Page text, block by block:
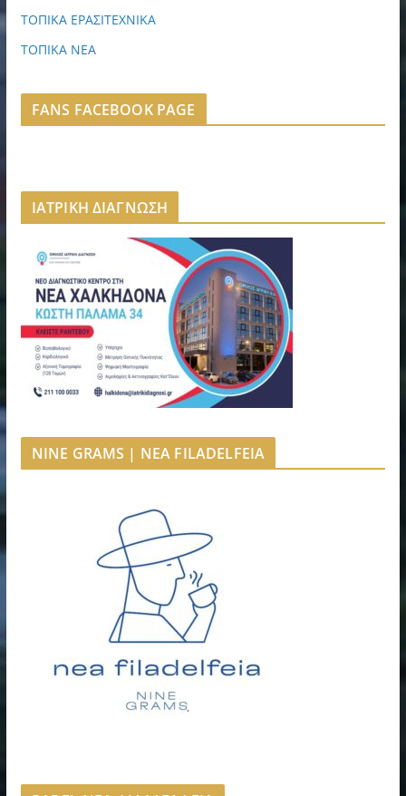
ΤΟΠΙΚΑ ΕΡΑΣΙΤΕΧΝΙΚΑ
ΤΟΠΙΚΑ ΝΕΑ
FANS FACEBOOK PAGE
ΙΑΤΡΙΚΗ ΔΙΑΓΝΩΣΗ
NINE GRAMS | NEA FILADELFEIA